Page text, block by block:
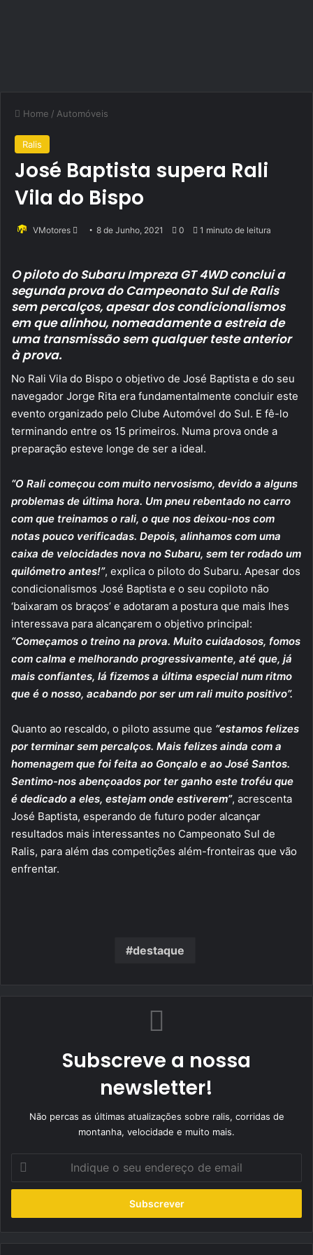
Home / Automóveis
Ralis
José Baptista supera Rali
Vila do Bispo
VMotores
Send8 de Junho, 2021 0 1 minuto de leitura
O piloto do Subaru Impreza GT 4WD conclui a
segunda prova do Campeonato Sul de Ralis
sem percalços, apesar dos condicionalismos
em que alinhou, nomeadamente a estreia de
uma transmissão sem qualquer teste anterior
à prova.
No Rali Vila do Bispo o objetivo de José Baptista e do seu
navegador Jorge Rita era fundamentalmente concluir este
evento organizado pelo Clube Automóvel do Sul. E fê-lo
terminando entre os 15 primeiros. Numa prova onde a
preparação esteve longe de ser a ideal.
“O Rali começou com muito nervosismo, devido a alguns
problemas de última hora. Um pneu rebentado no carro
com que treinamos o rali, o que nos deixou-nos com
notas pouco verificadas. Depois, alinhamos com uma
caixa de velocidades nova no Subaru, sem ter rodado um
quilómetro antes!”, explica o piloto do Subaru. Apesar dos
condicionalismos José Baptista e o seu copiloto não
‘baixaram os braços’ e adotaram a postura que mais lhes
interessava para alcançarem o objetivo principal:
“Começamos o treino na prova. Muito cuidadosos, fomos
com calma e melhorando progressivamente, até que, já
mais confiantes, lá fizemos a última especial num ritmo
que é o nosso, acabando por ser um rali muito positivo”.
Quanto ao rescaldo, o piloto assume que “estamos felizes
por terminar sem percalços. Mais felizes ainda com a
homenagem que foi feita ao Gonçalo e ao José Santos.
Sentimo-nos abençoados por ter ganho este troféu que
é dedicado a eles, estejam onde estiverem”, acrescenta
José Baptista, esperando de futuro poder alcançar
resultados mais interessantes no Campeonato Sul de
Ralis, para além das competições além-fronteiras que vão
enfrentar.
destaque
Subscreve a nossa
newsletter!
Não percas as últimas atualizações sobre ralis, corridas de
montanha, velocidade e muito mais.
seu
de